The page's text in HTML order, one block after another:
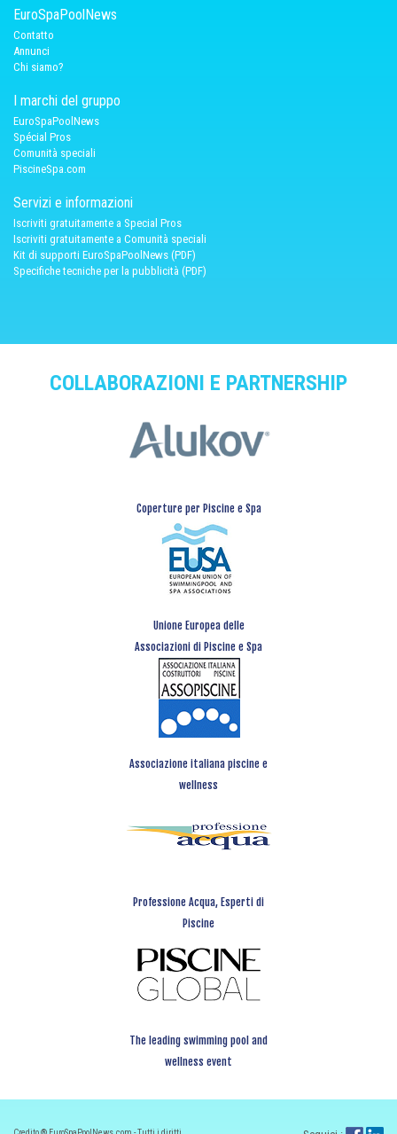
EuroSpaPoolNews
Contatto
Annunci
Chi siamo?
I marchi del gruppo
EuroSpaPoolNews
Spécial Pros
Comunità speciali
PiscineSpa.com
Servizi e informazioni
Iscriviti gratuitamente a Special Pros
Iscriviti gratuitamente a Comunità speciali
Kit di supporti EuroSpaPoolNews (PDF)
Specifiche tecniche per la pubblicità (PDF)
COLLABORAZIONI E PARTNERSHIP
Coperture per Piscine e Spa
Unione Europea delle
Associazioni di Piscine e Spa
Associazione italiana piscine e
wellness
Professione Acqua, Esperti di
Piscine
The leading swimming pool and
wellness event